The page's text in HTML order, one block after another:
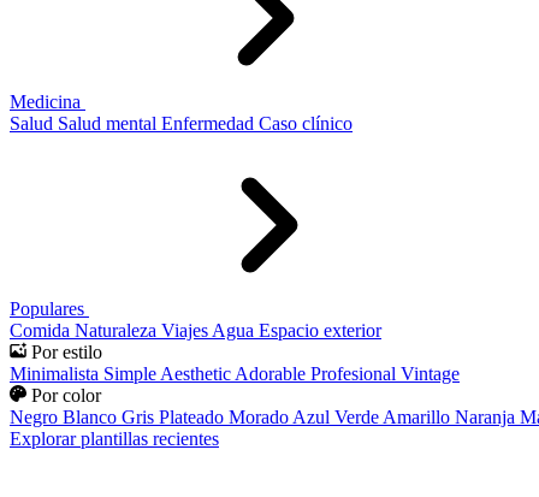
Medicina
Salud Salud mental Enfermedad Caso clínico
Populares
Comida Naturaleza Viajes Agua Espacio exterior
Por estilo
Minimalista Simple Aesthetic Adorable Profesional Vintage
Por color
Negro Blanco Gris Plateado Morado Azul Verde Amarillo Naranja
Explorar plantillas recientes